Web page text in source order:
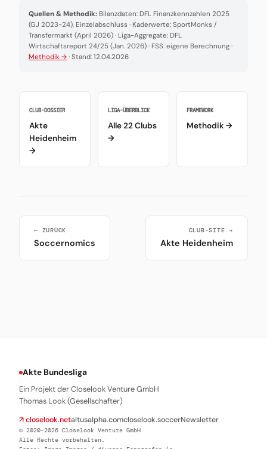
Quellen & Methodik: Bilanzdaten: DFL Finanzkennzahlen 2025
(GJ 2023-24), Einzelabschluss · Kaderwerte: SportMonks /
Transfermarkt (April 2026) · Liga-Aggregate: DFL
Wirtschaftsreport 24/25 (Jan. 2026) · FSS: eigene Berechnung ·
Methodik → · Stand: 12.04.2026
CLUB-DOSSIER
Akte
Heidenheim
→
LIGA-ÜBERBLICK
Alle 22 Clubs
→
FRAMEWORK
Methodik →
← ZURÜCK
Soccernomics
CLUB-SITE →
Akte Heidenheim
Akte Bundesliga
Ein Projekt der Closelook Venture GmbH
Thomas Look (Gesellschafter)
↗ closelook.netaltusalpha.comcloselook.soccerNewsletter
© 2020–2026 Closelook Venture GmbH
Alle Rechte vorbehalten.